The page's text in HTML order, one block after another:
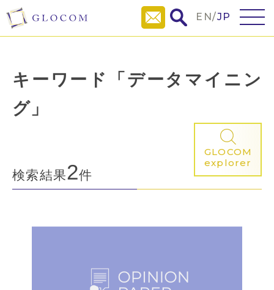
EN/JP
キーワード「データマイニン
グ」
GLOCOM
explorer
検索結果2件